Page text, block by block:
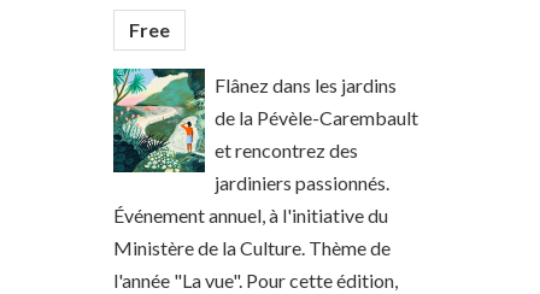
V
I
E
W
S
N
A
I
G
A
T
I
O
N
Free
Flânez dans les jardins
de la Pévèle-Carembault
et rencontrez des
jardiniers passionnés.
Événement annuel, à l'initiative du
Ministère de la Culture. Thème de
l'année "La vue". Pour cette édition,